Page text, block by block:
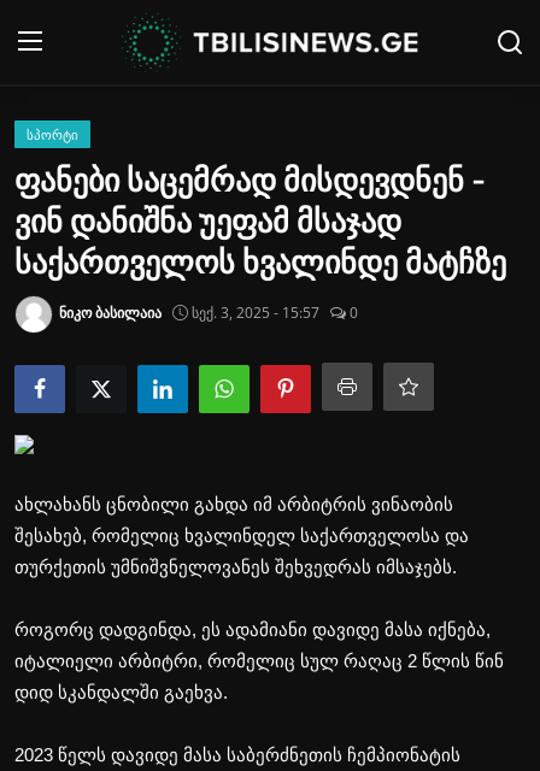
შესვლა
მთავარი
Contact
ახალი ამბები
გალერეა
პოლიტიკა
საქართველო
საზოგადოება
ეკონომიკა
სამართალი
ᲡᲞᲝᲠᲢᲘ
ფანები საცემრად მისდევდნენ -
ვინ დანიშნა უეფამ მსაჯად
საქართველოს ხვალინდე მატჩზე
ნიკო ბასილაია სექ. 3, 2025 - 15:57 0
ახლახანს ცნობილი გახდა იმ არბიტრის ვინაობის
შესახებ, რომელიც ხვალინდელ საქართველოსა და
თურქეთის უმნიშვნელოვანეს შეხვედრას იმსაჯებს.
როგორც დადგინდა, ეს ადამიანი დავიდე მასა იქნება,
იტალიელი არბიტრი, რომელიც სულ რაღაც 2 წლის წინ
დიდ სკანდალში გაეხვა.
2023 წელს დავიდე მასა საბერძნეთის ჩემპიონატის